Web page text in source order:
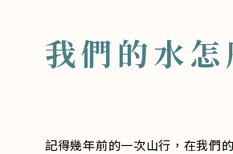
我們的水怎
記得幾年前的一次山行，在我們